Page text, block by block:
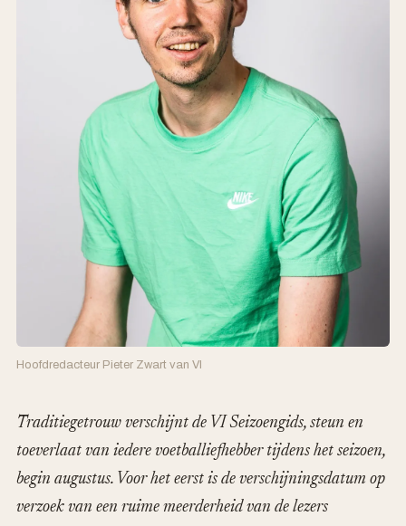
Hoofdredacteur Pieter Zwart van VI
Traditiegetrouw verschijnt de VI Seizoengids, steun en
toeverlaat van iedere voetballiefhebber tijdens het seizoen,
begin augustus. Voor het eerst is de verschijningsdatum op
verzoek van een ruime meerderheid van de lezers